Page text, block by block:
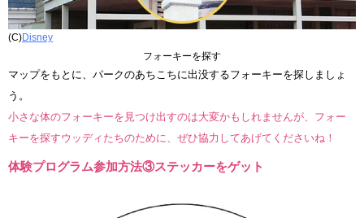
(C)Disney
フォーキーを探す
マップをもとに、パークのあちこちに出没するフォーキーを探しましょ
う。
小さな体のフォーキーを見つけ出すのは大変かもしれませんが、フォー
キーを探すウッディたちのために、ぜひ協力してあげてくださいね！
体験プログラム参加方法③ステッカーをゲット